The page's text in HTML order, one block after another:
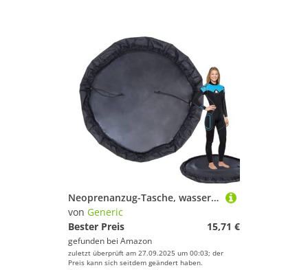
Neoprenanzug-Tasche, wasserdicht, sanddicht, Wickelunterlage, Strandtasche, Surf-Zubehör zum Surfen, Wakeboarden, Tauchen, Schwimmen, Angeln
von Generic
Bester Preis
15,71 €
gefunden bei Amazon
zuletzt überprüft am 27.09.2025 um 00:03; der
Preis kann sich seitdem geändert haben.